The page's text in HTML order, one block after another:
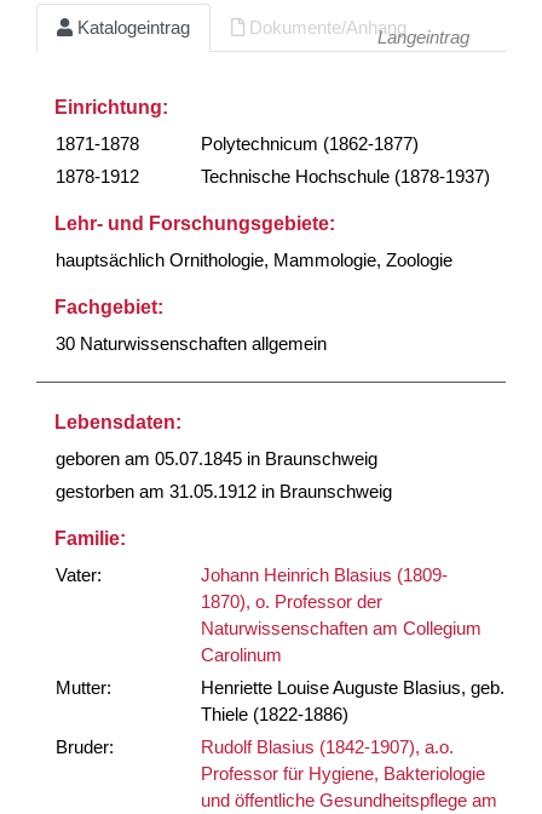
Katalogeintrag Dokumente/AnhangLangeintrag
Einrichtung:
1871-1878
Polytechnicum (1862-1877)
1878-1912
Technische Hochschule (1878-1937)
Lehr- und Forschungsgebiete:
hauptsächlich Ornithologie, Mammologie, Zoologie
Fachgebiet:
30 Naturwissenschaften allgemein
Lebensdaten:
geboren am 05.07.1845 in Braunschweig
gestorben am 31.05.1912 in Braunschweig
Familie:
Vater:
Johann Heinrich Blasius (1809-
1870), o. Professor der
Naturwissenschaften am Collegium
Carolinum
Mutter:
Henriette Louise Auguste Blasius, geb.
Thiele (1822-1886)
Bruder:
Rudolf Blasius (1842-1907), a.o.
Professor für Hygiene, Bakteriologie
und öffentliche Gesundheitspflege am